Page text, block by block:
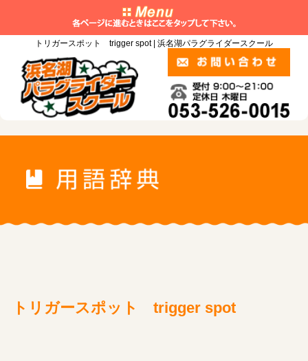
トリガースポット trigger spot | 浜名湖パラグライダースクール
トリガースポット trigger spot